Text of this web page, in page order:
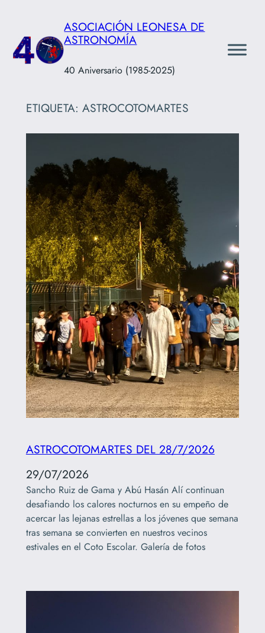
contenido
ASOCIACIÓN LEONESA DE
ASTRONOMÍA
40 Aniversario (1985-2025)
ETIQUETA: ASTROCOTOMARTES
ASTROCOTOMARTES DEL 28/7/2026
29/07/2026
Sancho Ruiz de Gama y Abú Hasán Alí continuan
desafiando los calores nocturnos en su empeño de
acercar las lejanas estrellas a los jóvenes que semana
tras semana se convierten en nuestros vecinos
estivales en el Coto Escolar. Galería de fotos